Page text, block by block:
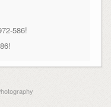
586!